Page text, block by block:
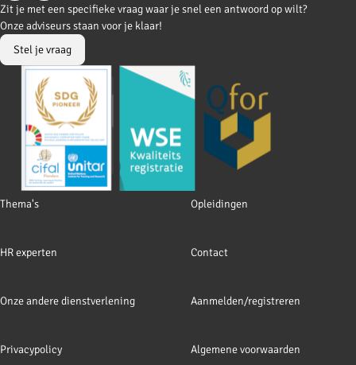
Go
to
Facebook
Go
to
LinkedIn
Footer
Thema's Opleidingen
HR experten Contact
Onze andere dienstverlening Aanmelden/registreren
Privacypolicy Algemene voorwaarden
Zit je met een specifieke vraag waar je snel een antwoord op wilt?
Onze adviseurs staan voor je klaar!
Stel je vraag